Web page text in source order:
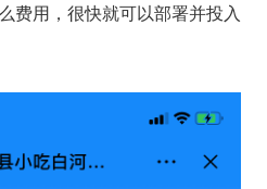
费用，很快就可以部署并投入